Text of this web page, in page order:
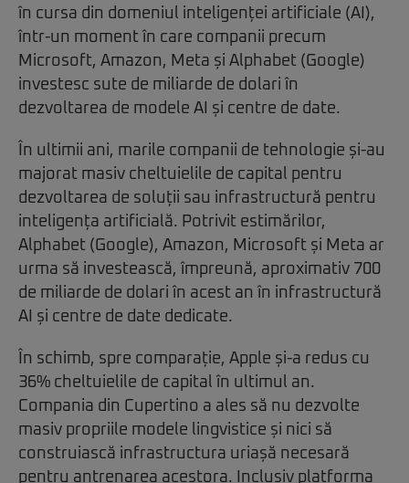
în cursa din domeniul inteligenței artificiale (AI),
într-un moment în care companii precum
Microsoft, Amazon, Meta și Alphabet (Google)
investesc sute de miliarde de dolari în
dezvoltarea de modele AI și centre de date.
În ultimii ani, marile companii de tehnologie și-au
majorat masiv cheltuielile de capital pentru
dezvoltarea de soluții sau infrastructură pentru
inteligența artificială. Potrivit estimărilor,
Alphabet (Google), Amazon, Microsoft și Meta ar
urma să investească, împreună, aproximativ 700
de miliarde de dolari în acest an în infrastructură
AI și centre de date dedicate.
În schimb, spre comparație, Apple și-a redus cu
36% cheltuielile de capital în ultimul an.
Compania din Cupertino a ales să nu dezvolte
masiv propriile modele lingvistice și nici să
construiască infrastructura uriașă necesară
pentru antrenarea acestora. Inclusiv platforma